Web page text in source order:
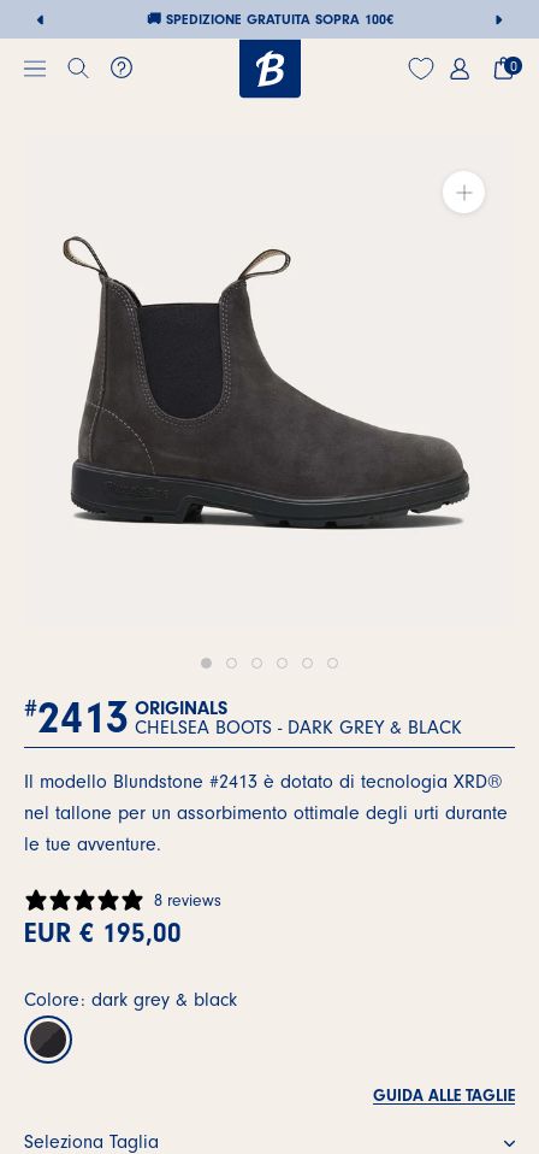
🚚 SPEDIZIONE GRATUITA SOPRA 100€
0
#2413 ORIGINALS
CHELSEA BOOTS - DARK GREY & BLACK
Il modello Blundstone #2413 è dotato di tecnologia XRD®
nel tallone per un assorbimento ottimale degli urti durante
le tue avventure.
8 reviews
EUR € 195,00
Colore: dark grey & black
GUIDA ALLE TAGLIE
Seleziona Taglia